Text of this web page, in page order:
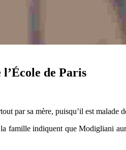
de Paris
par sa mère, puisqu’il est malade
famille indiquent que Modigliani